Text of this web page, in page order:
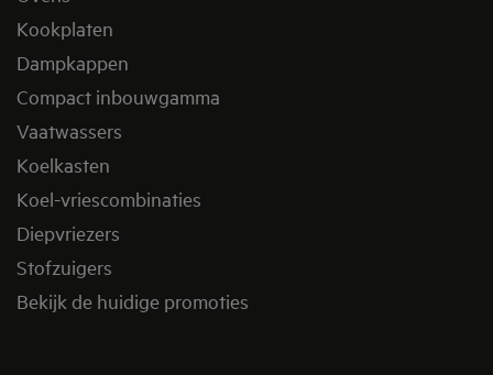
Kookplaten
Dampkappen
Compact inbouwgamma
Vaatwassers
Koelkasten
Koel-vriescombinaties
Diepvriezers
Stofzuigers
Bekijk de huidige promoties